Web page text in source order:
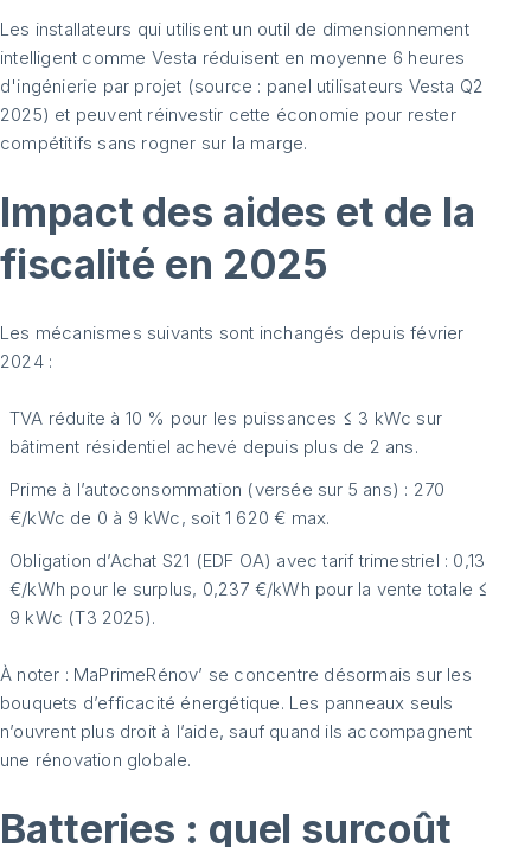
Les installateurs qui utilisent un outil de dimensionnement
intelligent comme Vesta réduisent en moyenne 6 heures
d'ingénierie par projet (source : panel utilisateurs Vesta Q2
2025) et peuvent réinvestir cette économie pour rester
compétitifs sans rogner sur la marge.
Impact des aides et de la
fiscalité en 2025
Les mécanismes suivants sont inchangés depuis février
2024 :
TVA réduite à 10 % pour les puissances ≤ 3 kWc sur
bâtiment résidentiel achevé depuis plus de 2 ans.
Prime à l’autoconsommation (versée sur 5 ans) : 270
€/kWc de 0 à 9 kWc, soit 1 620 € max.
Obligation d’Achat S21 (EDF OA) avec tarif trimestriel : 0,13
€/kWh pour le surplus, 0,237 €/kWh pour la vente totale ≤
9 kWc (T3 2025).
À noter : MaPrimeRénov’ se concentre désormais sur les
bouquets d’efficacité énergétique. Les panneaux seuls
n’ouvrent plus droit à l’aide, sauf quand ils accompagnent
une rénovation globale.
Batteries : quel surcoût